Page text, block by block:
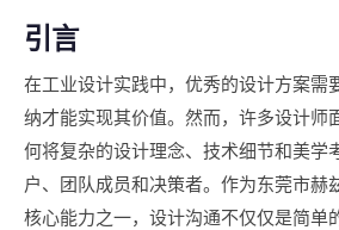
引言
在工业设计实践中，优秀的设计方案需
纳才能实现其价值。然而，许多设计师
何将复杂的设计理念、技术细节和美学
户、团队成员和决策者。作为东莞市赫
核心能力之一，设计沟通不仅仅是简单